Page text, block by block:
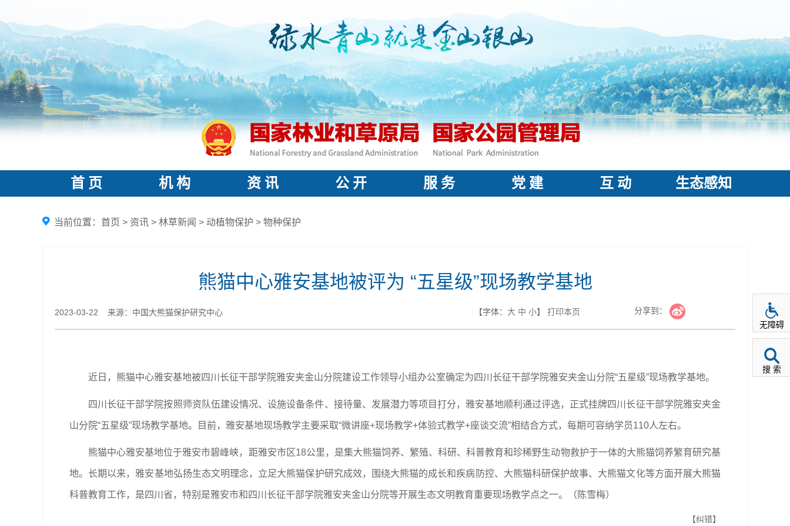
首 页 机 构 资 讯 公 开 服 务 党 建 互 动 生态感知
当前位置： 首页 > 资讯 > 林草新闻 > 动植物保护 > 物种保护
熊猫中心雅安基地被评为 “五星级”现场教学基地
2023-03-22 来源：中国大熊猫保护研究中心 【字体： 大 中 小】 打印本页 分享到：
近日，熊猫中心雅安基地被四川长征干部学院雅安夹金山分院建设工作领导小组办公室确定为四川长征干部学院雅安夹金山分院“五星级”现场教学基地。
四川长征干部学院按照师资队伍建设情况、设施设备条件、接待量、发展潜力等项目打分，雅安基地顺利通过评选，正式挂牌四川长征干部学院雅安夹金
山分院“五星级”现场教学基地。目前，雅安基地现场教学主要采取“微讲座+现场教学+体验式教学+座谈交流”相结合方式，每期可容纳学员110人左右。
熊猫中心雅安基地位于雅安市碧峰峡，距雅安市区18公里，是集大熊猫饲养、繁殖、科研、科普教育和珍稀野生动物救护于一体的大熊猫饲养繁育研究基
地。长期以来，雅安基地弘扬生态文明理念，立足大熊猫保护研究成效，围绕大熊猫的成长和疾病防控、大熊猫科研保护故事、大熊猫文化等方面开展大熊猫
科普教育工作，是四川省，特别是雅安市和四川长征干部学院雅安夹金山分院等开展生态文明教育重要现场教学点之一。（陈雪梅）
【纠错】
无障碍
搜 索